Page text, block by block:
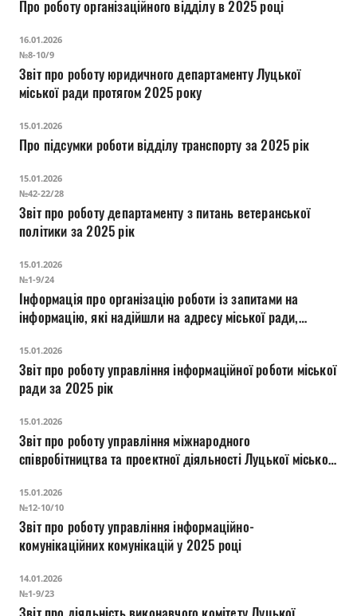
Про роботу організаційного відділу в 2025 році
16.01.2026
№8-10/9
Звіт про роботу юридичного департаменту Луцької
міської ради протягом 2025 року
15.01.2026
Про підсумки роботи відділу транспорту за 2025 рік
15.01.2026
№42-22/28
Звіт про роботу департаменту з питань ветеранської
політики за 2025 рік
15.01.2026
№1-9/24
Інформація про організацію роботи із запитами на
інформацію, які надійшли на адресу міської ради,
15.01.2026
Звіт про роботу управління інформаційної роботи міської
ради за 2025 рік
15.01.2026
Звіт про роботу управління міжнародного
співробітництва та проектної діяльності Луцької міської
15.01.2026
№12-10/10
Звіт про роботу управління інформаційно-
комунікаційних комунікацій у 2025 році
14.01.2026
№1-9/23